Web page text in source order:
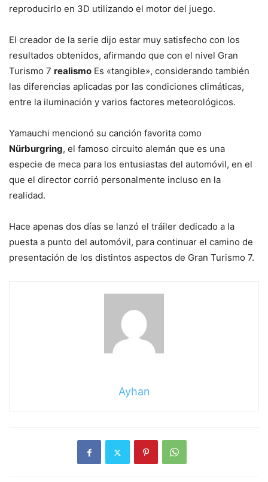
reproducirlo en 3D utilizando el motor del juego.
El creador de la serie dijo estar muy satisfecho con los
resultados obtenidos, afirmando que con el nivel Gran
Turismo 7 realismo Es «tangible», considerando también
las diferencias aplicadas por las condiciones climáticas,
entre la iluminación y varios factores meteorológicos.
Yamauchi mencionó su canción favorita como
Nürburgring, el famoso circuito alemán que es una
especie de meca para los entusiastas del automóvil, en el
que el director corrió personalmente incluso en la
realidad.
Hace apenas dos días se lanzó el tráiler dedicado a la
puesta a punto del automóvil, para continuar el camino de
presentación de los distintos aspectos de Gran Turismo 7.
Ayhan